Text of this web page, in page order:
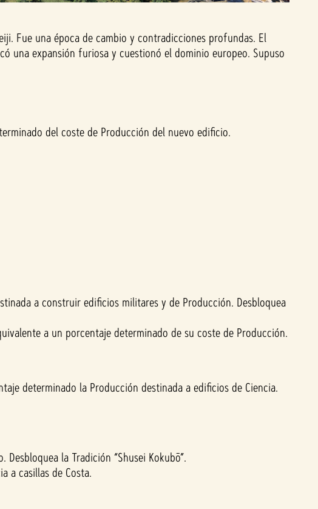
Fue una época de cambio y contradicciones profundas. El
una expansión furiosa y cuestionó el dominio europeo. Supuso
del coste de Producción del nuevo edificio.
a construir edificios militares y de Producción. Desbloquea
a un porcentaje determinado de su coste de Producción.
determinado la Producción destinada a edificios de Ciencia.
la Tradición “Shusei Kokubō”.
a casillas de Costa.